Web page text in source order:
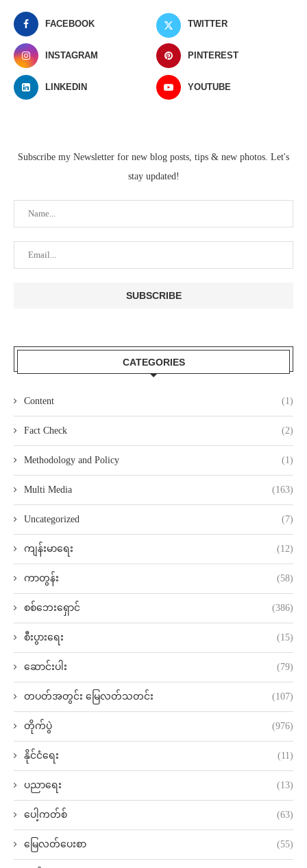
FACEBOOK TWITTER
INSTAGRAM PINTEREST
LINKEDIN YOUTUBE
Subscribe my Newsletter for new blog posts, tips & new photos. Let's
stay updated!
CATEGORIES
Content (1)
Fact Check (2)
Methodology and Policy (1)
Multi Media (163)
Uncategorized (7)
ကျန်းမာရေး (12)
ကာတွန်း (58)
စစ်ဘေးရှောင် (386)
စီးပွားရေး (15)
ဆောင်းပါး (79)
တပတ်အတွင်း မြေလတ်သတင်း (107)
တိုက်ပွဲ (976)
နိုင်ငံရေး (11)
ပညာရေး (13)
ပေါ့ကတ်စ် (63)
မြေလတ်ပေးစာ (55)